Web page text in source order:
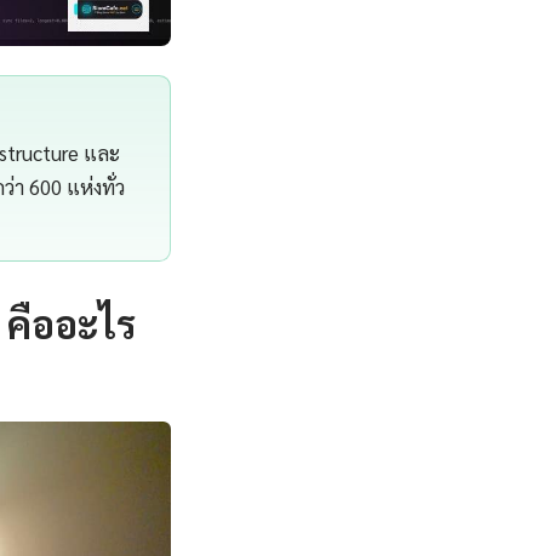
และ
า 600 แห่งทั่ว
ออะไร